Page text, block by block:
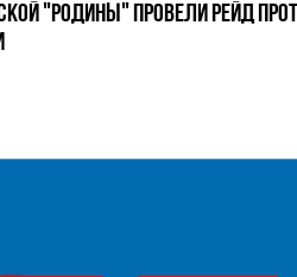
"РОДИНЫ" ПРОВЕЛИ РЕЙД